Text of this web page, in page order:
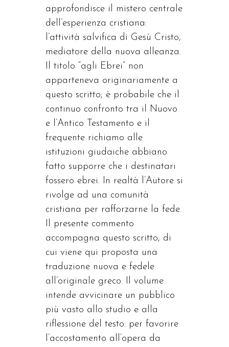
approfondisce il mistero centrale
dell’esperienza cristiana:
l’attività salvifica di Gesù Cristo,
mediatore della nuova alleanza.
Il titolo “agli Ebrei” non
apparteneva originariamente a
questo scritto; è probabile che il
continuo confronto tra il Nuovo
e l’Antico Testamento e il
frequente richiamo alle
istituzioni giudaiche abbiano
fatto supporre che i destinatari
fossero ebrei. In realtà l’Autore si
rivolge ad una comunità
cristiana per rafforzarne la fede.
Il presente commento
accompagna questo scritto, di
cui viene qui proposta una
traduzione nuova e fedele
all’originale greco. Il volume
intende avvicinare un pubblico
più vasto allo studio e alla
riflessione del testo: per favorire
l’accostamento all’opera da